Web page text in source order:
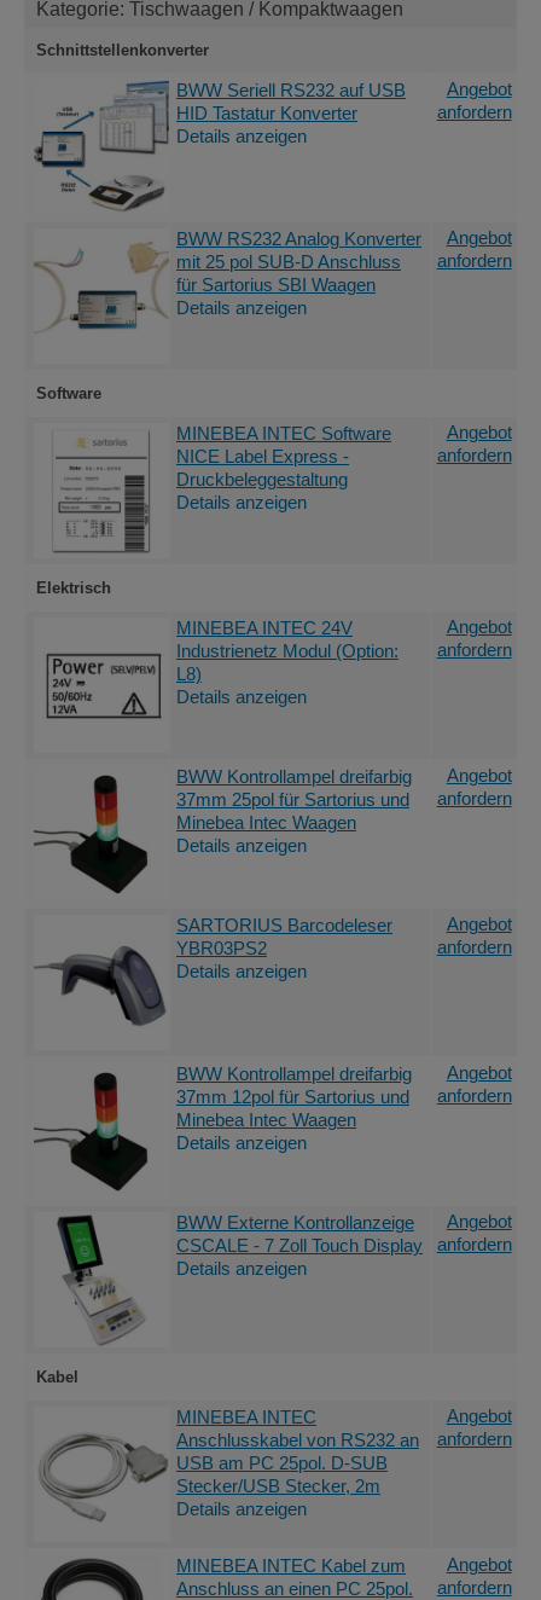
Kategorie: Tischwaagen / Kompaktwaagen
Schnittstellenkonverter
BWW Seriell RS232 auf USB
HID Tastatur Konverter
Details anzeigen
Angebot
anfordern
BWW RS232 Analog Konverter
mit 25 pol SUB-D Anschluss
für Sartorius SBI Waagen
Details anzeigen
Angebot
anfordern
Software
MINEBEA INTEC Software
NICE Label Express -
Druckbeleggestaltung
Details anzeigen
Angebot
anfordern
Elektrisch
MINEBEA INTEC 24V
Industrienetz Modul (Option:
L8)
Details anzeigen
Angebot
anfordern
BWW Kontrollampel dreifarbig
37mm 25pol für Sartorius und
Minebea Intec Waagen
Details anzeigen
Angebot
anfordern
SARTORIUS Barcodeleser
YBR03PS2
Details anzeigen
Angebot
anfordern
BWW Kontrollampel dreifarbig
37mm 12pol für Sartorius und
Minebea Intec Waagen
Details anzeigen
Angebot
anfordern
BWW Externe Kontrollanzeige
CSCALE - 7 Zoll Touch Display
Details anzeigen
Angebot
anfordern
Kabel
MINEBEA INTEC
Anschlusskabel von RS232 an
USB am PC 25pol. D-SUB
Stecker/USB Stecker, 2m
Details anzeigen
Angebot
anfordern
MINEBEA INTEC Kabel zum
Anschluss an einen PC 25pol.
Angebot
anfordern